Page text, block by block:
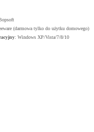
(darmowa tylko do użytku domowego)
: Windows XP/Vista/7/8/10